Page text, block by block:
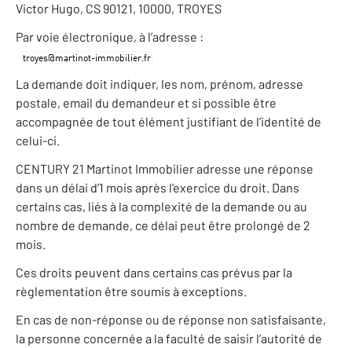
Victor Hugo, CS 90121, 10000, TROYES
Par voie électronique, à l’adresse :
La demande doit indiquer, les nom, prénom, adresse
postale, email du demandeur et si possible être
accompagnée de tout élément justifiant de l’identité de
celui-ci.
CENTURY 21 Martinot Immobilier adresse une réponse
dans un délai d’1 mois après l’exercice du droit. Dans
certains cas, liés à la complexité de la demande ou au
nombre de demande, ce délai peut être prolongé de 2
mois.
Ces droits peuvent dans certains cas prévus par la
règlementation être soumis à exceptions.
En cas de non-réponse ou de réponse non satisfaisante,
la personne concernée a la faculté de saisir l’autorité de